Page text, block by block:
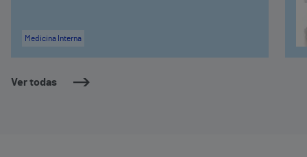
Ver todas
Medicina Interna